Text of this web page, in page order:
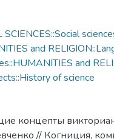
and
and
of science
концепты
// Когниция,